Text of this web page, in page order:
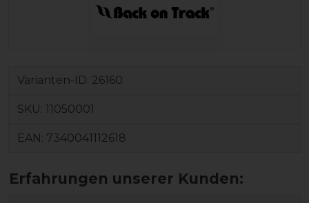
Varianten-ID: 26160
SKU: 11050001
EAN: 7340041112618